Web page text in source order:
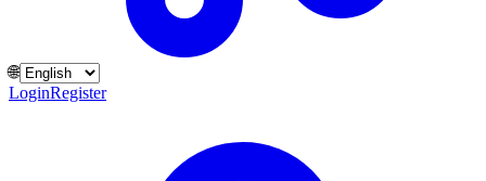
🌐
LoginRegister